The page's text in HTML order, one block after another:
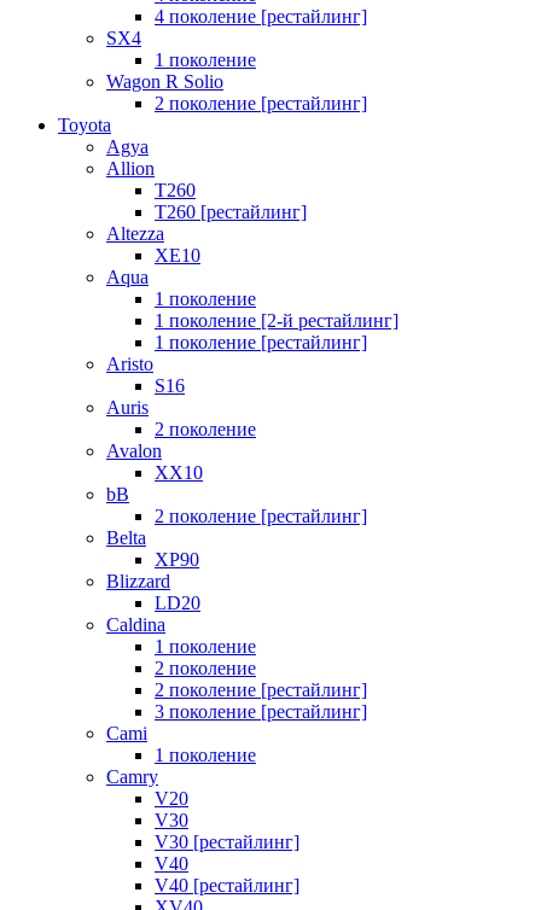
4 поколение [рестайлинг]
SX4
1 поколение
Wagon R Solio
2 поколение [рестайлинг]
Toyota
Agya
Allion
T260
T260 [рестайлинг]
Altezza
XE10
Aqua
1 поколение
1 поколение [2-й рестайлинг]
1 поколение [рестайлинг]
Aristo
S16
Auris
2 поколение
Avalon
XX10
bB
2 поколение [рестайлинг]
Belta
XP90
Blizzard
LD20
Caldina
1 поколение
2 поколение
2 поколение [рестайлинг]
3 поколение [рестайлинг]
Cami
1 поколение
Camry
V20
V30
V30 [рестайлинг]
V40
V40 [рестайлинг]